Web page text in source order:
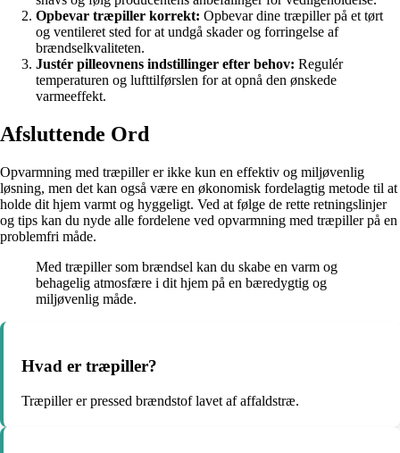
Opbevar træpiller korrekt: Opbevar dine træpiller på et tørt
og ventileret sted for at undgå skader og forringelse af
brændselkvaliteten.
Justér pilleovnens indstillinger efter behov: Regulér
temperaturen og lufttilførslen for at opnå den ønskede
varmeeffekt.
Afsluttende Ord
Opvarmning med træpiller er ikke kun en effektiv og miljøvenlig
løsning, men det kan også være en økonomisk fordelagtig metode til at
holde dit hjem varmt og hyggeligt. Ved at følge de rette retningslinjer
og tips kan du nyde alle fordelene ved opvarmning med træpiller på en
problemfri måde.
Med træpiller som brændsel kan du skabe en varm og
behagelig atmosfære i dit hjem på en bæredygtig og
miljøvenlig måde.
Hvad er træpiller?
Træpiller er pressed brændstof lavet af affaldstræ.